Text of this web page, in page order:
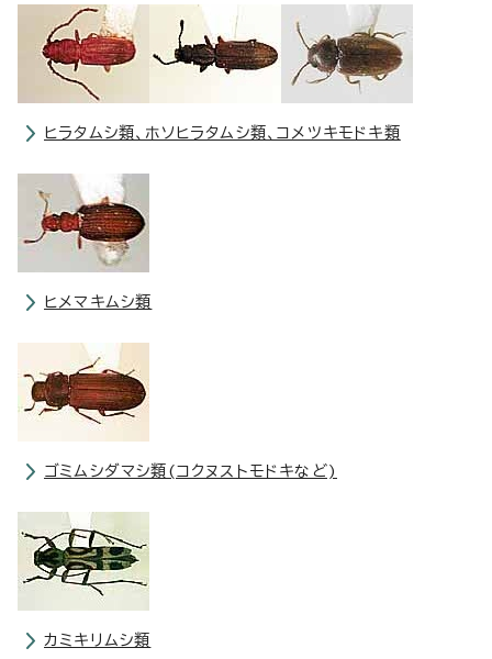
ヒラタムシ類、ホソヒラタムシ類、コメツキモドキ類
ヒメマキムシ類
ゴミムシダマシ類(コクヌストモドキなど)
カミキリムシ類